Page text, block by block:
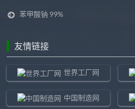
苯甲酸钠 99%
友情链接
世界工厂网
中国制造网